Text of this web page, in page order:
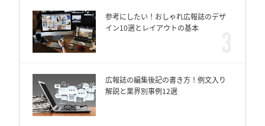
参考にしたい！おしゃれ広報誌のデザ
イン10選とレイアウトの基本
広報誌の編集後記の書き方！例文入り
解説と業界別事例12選